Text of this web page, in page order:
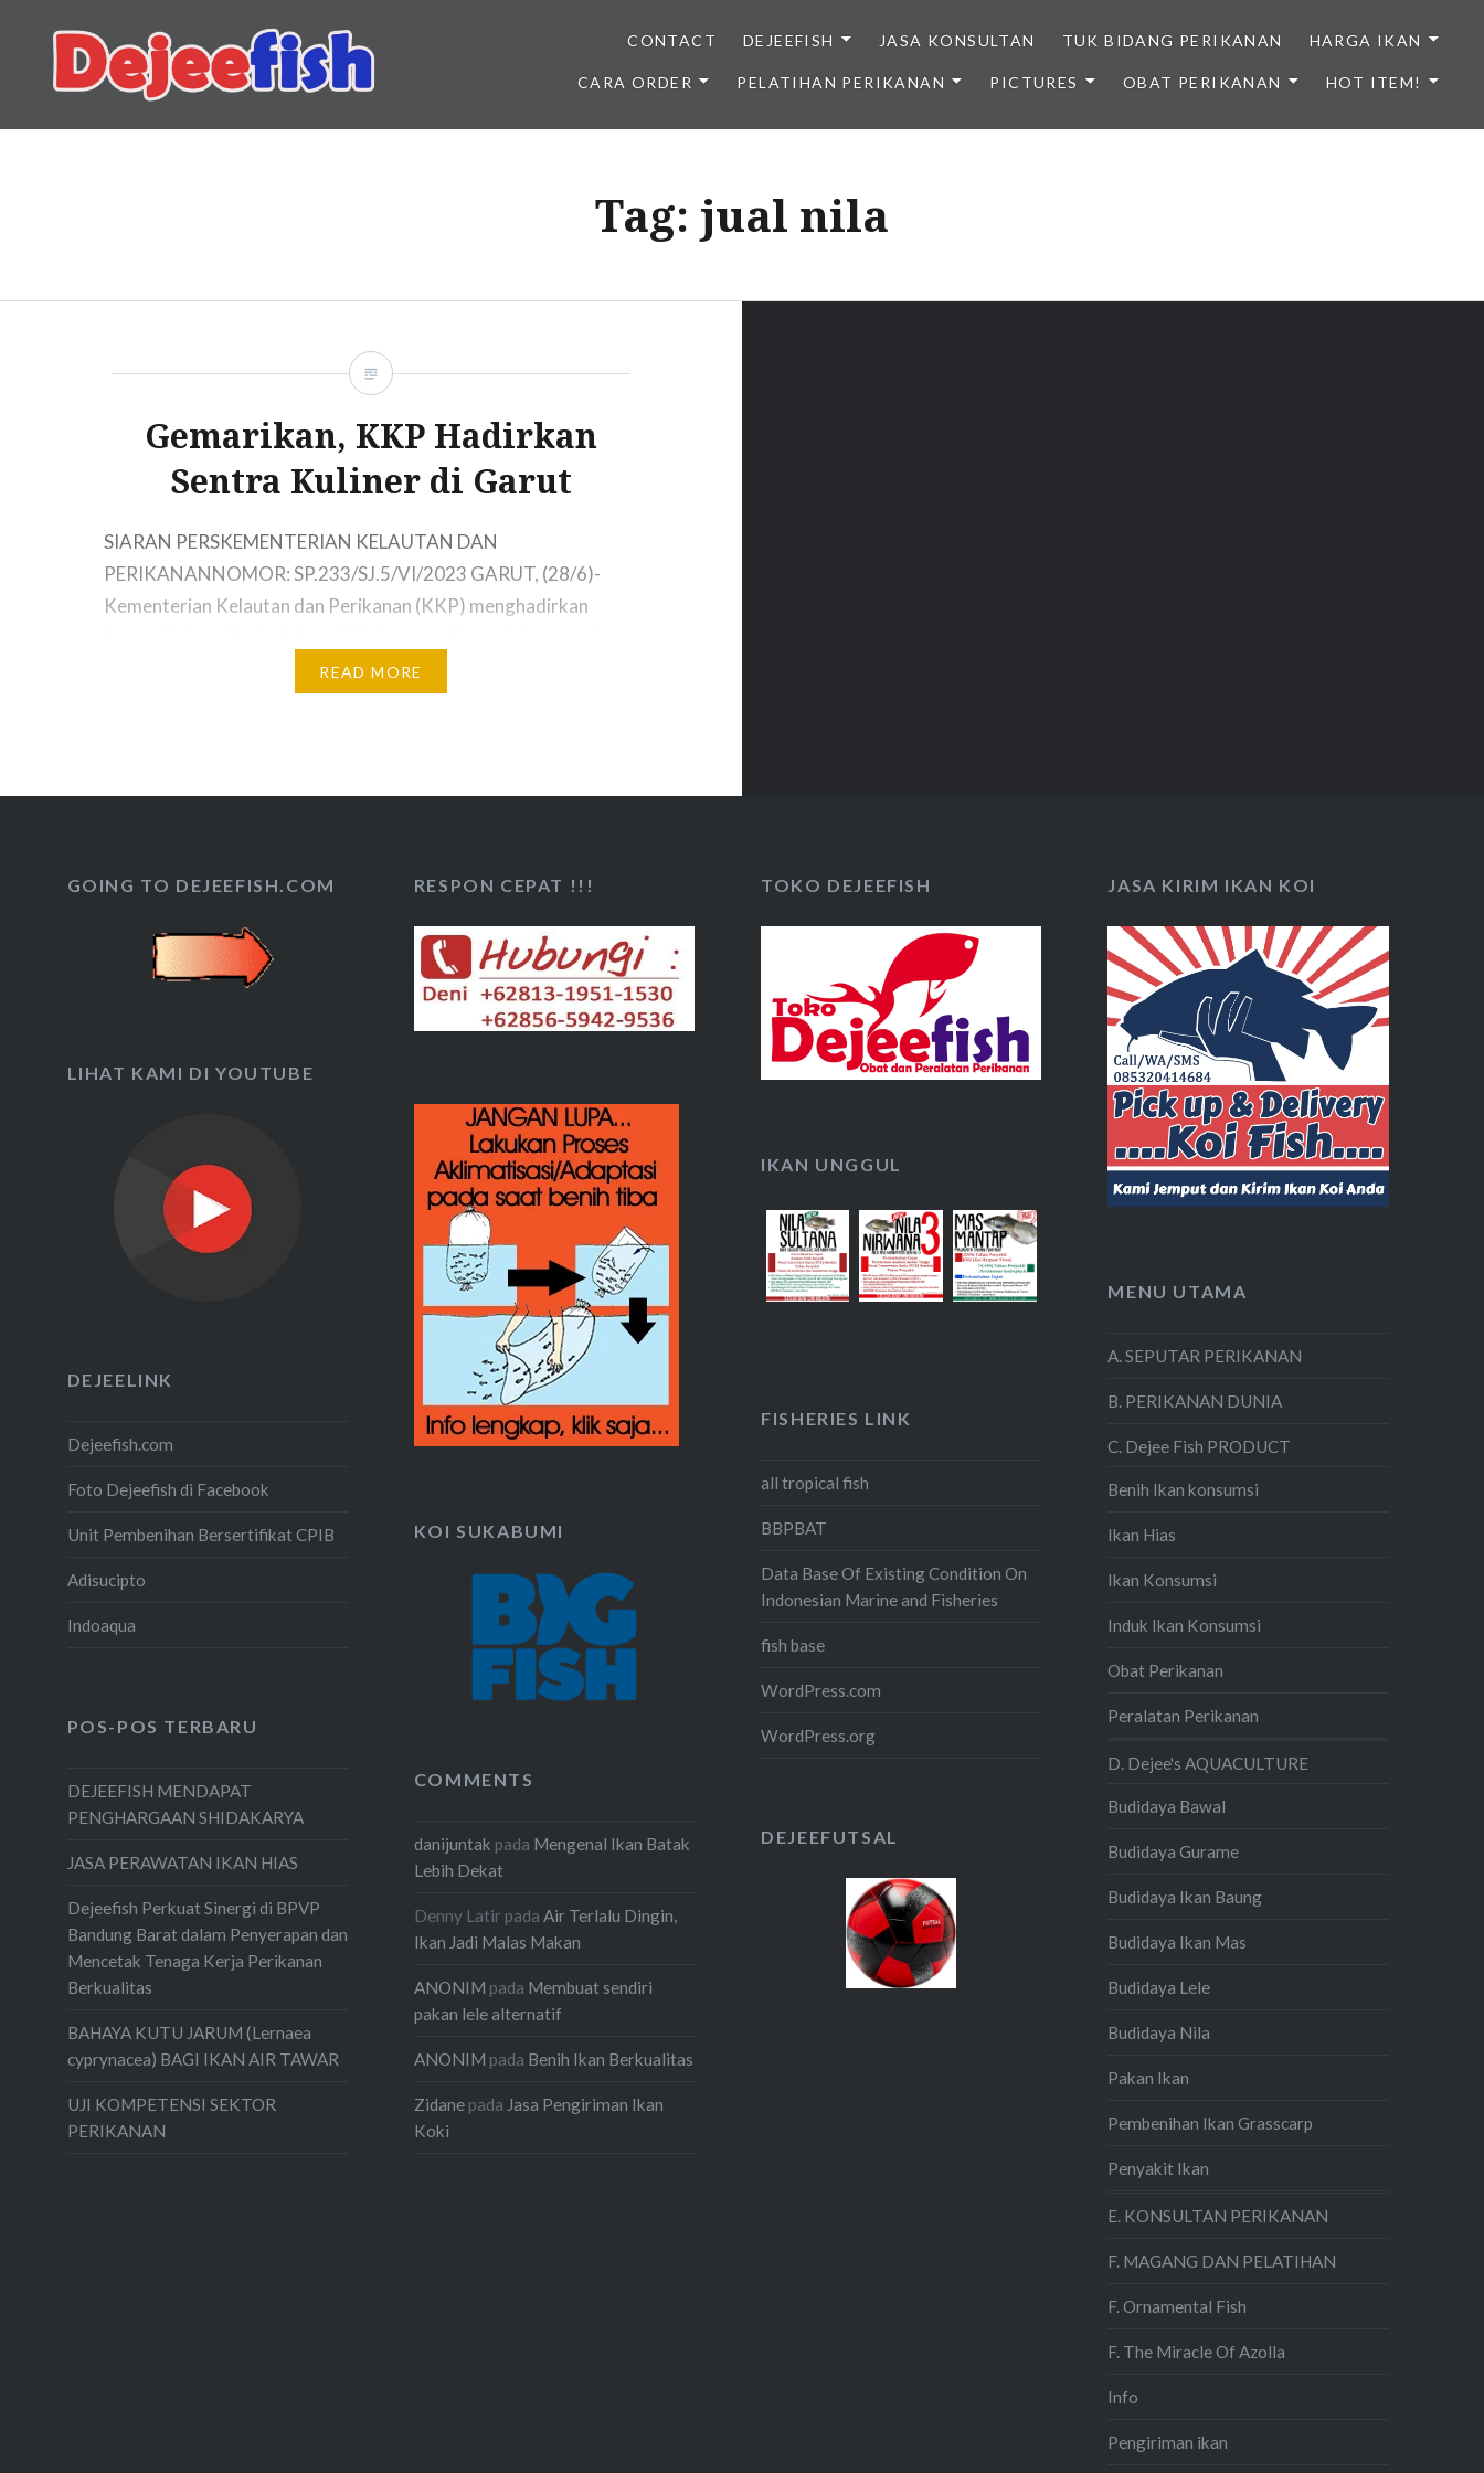
content
DEJEEFISH | PRODUSEN BENIH IKAN BERKUALITAS INDONESIA
CONTACT DEJEEFISH JASA KONSULTAN TUK BIDANG PERIKANAN HARGA IKAN
CARA ORDER PELATIHAN PERIKANAN PICTURES OBAT PERIKANAN HOT ITEM!
Tag: jual nila
Gemarikan, KKP Hadirkan
Sentra Kuliner di Garut
SIARAN PERSKEMENTERIAN KELAUTAN DAN
PERIKANANNOMOR: SP.233/SJ.5/VI/2023 GARUT, (28/6)-
Kementerian Kelautan dan Perikanan (KKP) menghadirkan
mengimplementasikan salah satu kegiatan Gerakan
Memasyarakatkan Makan Ikan (GEMARIKAN) yang bertujuan
Tarogong Kaler, untuk memperkuat dan…
READ MORE
GOING TO DEJEEFISH.COM RESPON CEPAT !!! TOKO DEJEEFISH JASA KIRIM IKAN KOI
LIHAT KAMI DI YOUTUBE
IKAN UNGGUL
MENU UTAMA
A. SEPUTAR PERIKANAN
B. PERIKANAN DUNIA
C. Dejee Fish PRODUCT
Benih Ikan konsumsi
Ikan Hias
Ikan Konsumsi
Induk Ikan Konsumsi
Obat Perikanan
Peralatan Perikanan
D. Dejee's AQUACULTURE
Budidaya Bawal
Budidaya Gurame
Budidaya Ikan Baung
Budidaya Ikan Mas
Budidaya Lele
Budidaya Nila
Pakan Ikan
Pembenihan Ikan Grasscarp
Penyakit Ikan
E. KONSULTAN PERIKANAN
F. MAGANG DAN PELATIHAN
F. Ornamental Fish
F. The Miracle Of Azolla
Info
Pengiriman ikan
DEJEELINK
Dejeefish.com
Foto Dejeefish di Facebook
Unit Pembenihan Bersertifikat CPIB
Adisucipto
Indoaqua
FISHERIES LINK
all tropical fish
BBPBAT
Data Base Of Existing Condition On
Indonesian Marine and Fisheries
fish base
WordPress.com
WordPress.org
KOI SUKABUMI
POS-POS TERBARU
DEJEEFISH MENDAPAT
PENGHARGAAN SHIDAKARYA
JASA PERAWATAN IKAN HIAS
Dejeefish Perkuat Sinergi di BPVP
Bandung Barat dalam Penyerapan dan
Mencetak Tenaga Kerja Perikanan
Berkualitas
BAHAYA KUTU JARUM (Lernaea
cyprynacea) BAGI IKAN AIR TAWAR
UJI KOMPETENSI SEKTOR
PERIKANAN
COMMENTS
danijuntak pada Mengenal Ikan Batak
Lebih Dekat
Denny Latir pada Air Terlalu Dingin,
Ikan Jadi Malas Makan
ANONIM pada Membuat sendiri
pakan lele alternatif
ANONIM pada Benih Ikan Berkualitas
Zidanepada Jasa Pengiriman Ikan
Koki
DEJEEFUTSAL